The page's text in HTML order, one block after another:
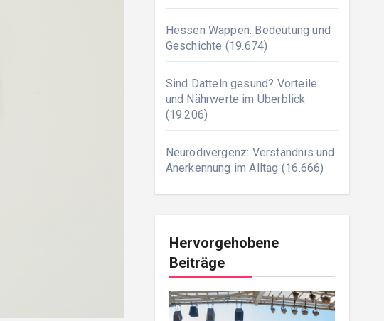
Hessen Wappen: Bedeutung und
Geschichte (19.674)
Sind Datteln gesund? Vorteile
und Nährwerte im Überblick
(19.206)
Neurodivergenz: Verständnis und
Anerkennung im Alltag (16.666)
Hervorgehobene
Beiträge